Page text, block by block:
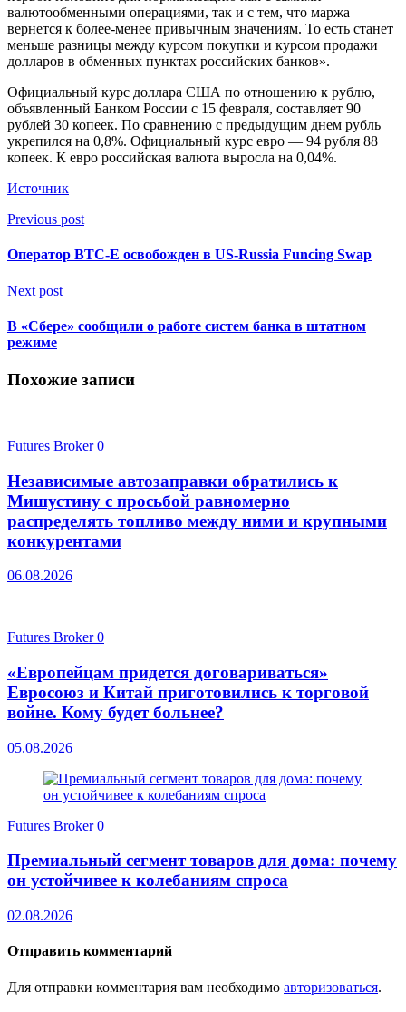
валютообменными операциями, так и с тем, что маржа
вернется к более-менее привычным значениям. То есть станет
меньше разницы между курсом покупки и курсом продажи
долларов в обменных пунктах российских банков».
Официальный курс доллара США по отношению к рублю,
объявленный Банком России с 15 февраля, составляет 90
рублей 30 копеек. По сравнению с предыдущим днем рубль
укрепился на 0,8%. Официальный курс евро — 94 рубля 88
копеек. К евро российская валюта выросла на 0,04%.
Источник
Previous post
Оператор BTC-E освобожден в US-Russia Funcing Swap
Next post
В «Сбере» сообщили о работе систем банка в штатном
режиме
Похожие записи
Futures Broker0
Независимые автозаправки обратились к
Мишустину с просьбой равномерно
распределять топливо между ними и крупными
конкурентами
06.08.2026
Futures Broker0
«Европейцам придется договариваться»
Евросоюз и Китай приготовились к торговой
войне. Кому будет больнее?
05.08.2026
Futures Broker0
Премиальный сегмент товаров для дома: почему
он устойчивее к колебаниям спроса
02.08.2026
Отправить комментарий
Для отправки комментария вам необходимо авторизоваться.